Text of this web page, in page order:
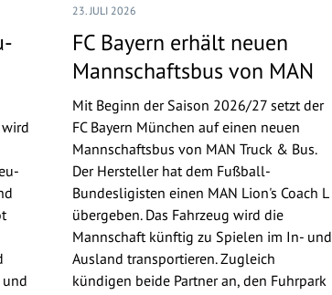
23. JULI 2026
FC Bayern erhält neuen
Mannschaftsbus von MAN
Mit Beginn der Saison 2026/27 setzt der
FC Bayern München auf einen neuen
Mannschaftsbus von MAN Truck & Bus.
Der Hersteller hat dem Fußball-
Bundesligisten einen MAN Lion's Coach L
übergeben. Das Fahrzeug wird die
Mannschaft künftig zu Spielen im In- und
Ausland transportieren. Zugleich
kündigen beide Partner an, den Fuhrpark